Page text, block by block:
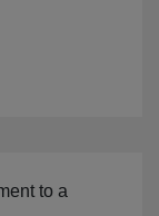
to a